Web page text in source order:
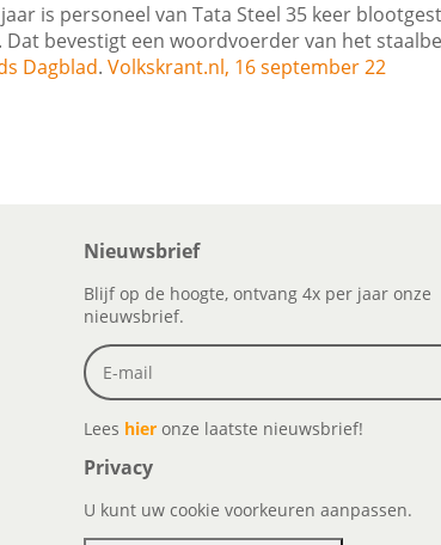
is personeel van Tata Steel 35 keer
Dat bevestigt een woordvoerder van het
Dagblad. Volkskrant.nl, 16 september 22
Nieuwsbrief
Blijf op de hoogte, ontvang 4x per jaar onze
nieuwsbrief.
Lees hier onze laatste nieuwsbrief!
Privacy
U kunt uw cookie voorkeuren aanpassen.